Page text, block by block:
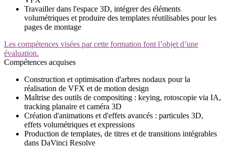
Travailler dans l'espace 3D, intégrer des éléments
volumétriques et produire des templates réutilisables pour les
pages de montage
Les compétences visées par cette formation font l’objet d’une
évaluation.
Compétences acquises
Construction et optimisation d'arbres nodaux pour la
réalisation de VFX et de motion design
Maîtrise des outils de compositing : keying, rotoscopie via IA,
tracking planaire et caméra 3D
Création d'animations et d'effets avancés : particules 3D,
effets volumétriques et expressions
Production de templates, de titres et de transitions intégrables
dans DaVinci Resolve